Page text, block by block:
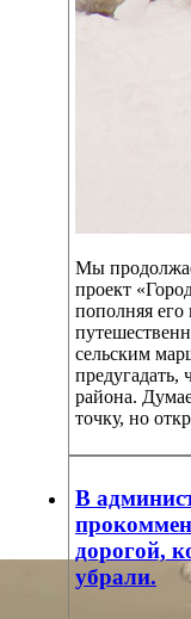
Мы
проект
пополняя
сельским
предугадать,
района.
точку, но
В
дорогой,
убрали.